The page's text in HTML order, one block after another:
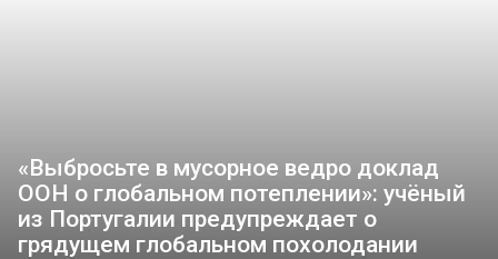
«Выбросьте в мусорное ведро доклад
ООН о глобальном потеплении»: учёный
из Португалии предупреждает о
грядущем глобальном похолодании